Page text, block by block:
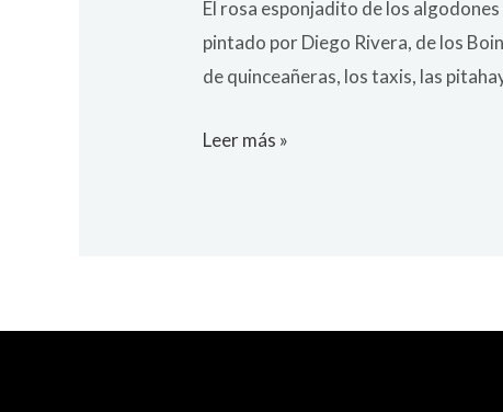
El rosa esponjadito de los
pintado por Diego Rivera, de los
de quinceañeras, los taxis, las
Leer más »